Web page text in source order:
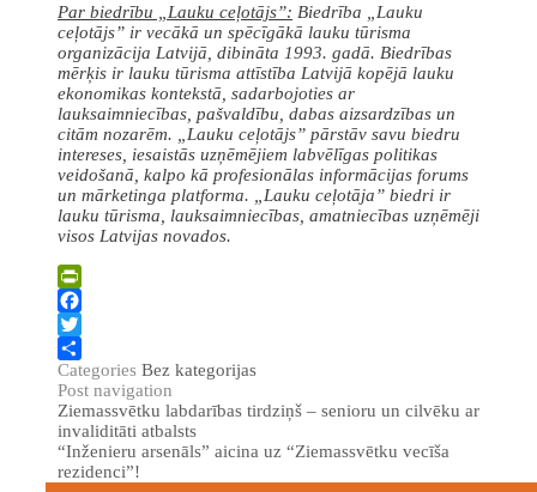
Par biedrību „Lauku ceļotājs”: Biedrība „Lauku
ceļotājs” ir vecākā un spēcīgākā lauku tūrisma
organizācija Latvijā, dibināta 1993. gadā. Biedrības
mērķis ir lauku tūrisma attīstība Latvijā kopējā lauku
ekonomikas kontekstā, sadarbojoties ar
lauksaimniecības, pašvaldību, dabas aizsardzības un
citām nozarēm. „Lauku ceļotājs” pārstāv savu biedru
intereses, iesaistās uzņēmējiem labvēlīgas politikas
veidošanā, kalpo kā profesionālas informācijas forums
un mārketinga platforma. „Lauku ceļotāja” biedri ir
lauku tūrisma, lauksaimniecības, amatniecības uzņēmēji
visos Latvijas novados.
PrintFriendly
Facebook
Twitter
Share
Categories Bez kategorijas
Post navigation
Ziemassvētku labdarības tirdziņš – senioru un cilvēku ar
invaliditāti atbalsts
“Inženieru arsenāls” aicina uz “Ziemassvētku vecīša
rezidenci”!